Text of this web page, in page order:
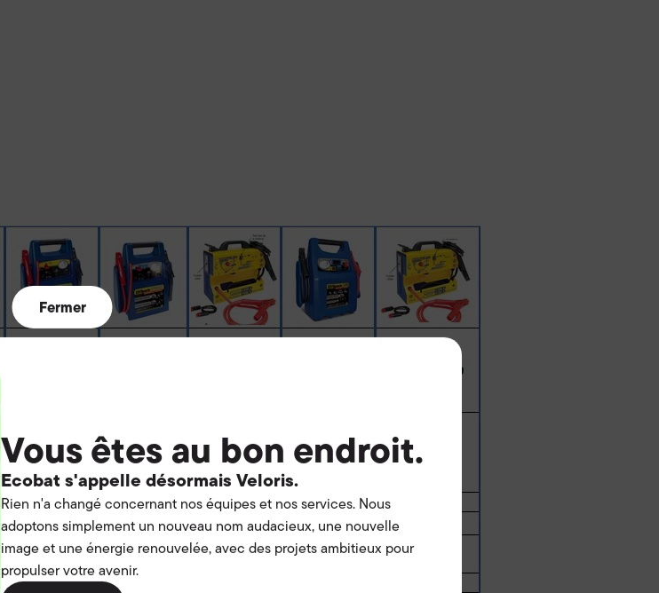
Fermer
Vous êtes au bon endroit.
Ecobat s'appelle désormais Veloris.
Rien n'a changé concernant nos équipes et nos services. Nous
adoptons simplement un nouveau nom audacieux, une nouvelle
image et une énergie renouvelée, avec des projets ambitieux pour
propulser votre avenir.